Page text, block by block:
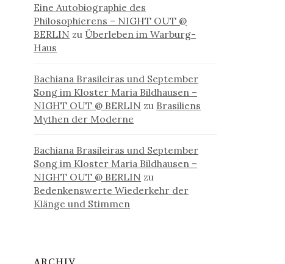
Eine Autobiographie des
Philosophierens – NIGHT OUT @
BERLIN zu Überleben im Warburg-
Haus
Bachiana Brasileiras und September
Song im Kloster Maria Bildhausen –
NIGHT OUT @ BERLIN zu Brasiliens
Mythen der Moderne
Bachiana Brasileiras und September
Song im Kloster Maria Bildhausen –
NIGHT OUT @ BERLIN zu
Bedenkenswerte Wiederkehr der
Klänge und Stimmen